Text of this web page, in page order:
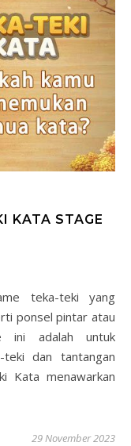
KATA STAGE
ponsel pintar atau
ini adalah untuk
teki dan tantangan
Kata menawarkan
29 November 2023